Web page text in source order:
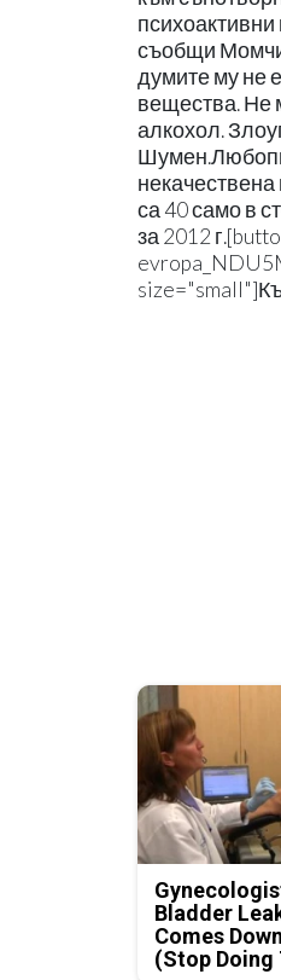
съобщи
думите му не
вещества. Не
алкохол.
са 40 само в
за 2012
Bladder
Comes
(Stop Doing